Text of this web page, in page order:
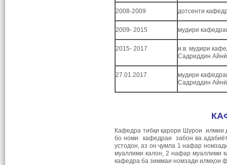
2008-2009 дотсенти
2009- 2015 мудири
2015- 2017
и.в. мудири
Садриддин Айнӣ
27.01.2017
мудири
Садриддин Айнӣ
Кафедра тибқи қарори Шурои илмии
бо номи кафедраи забон ва
устодон, аз он ҷумла 1 нафар
муаллими калон, 2 нафар муаллими
кафедра ба зиммаи номзади илмҳои